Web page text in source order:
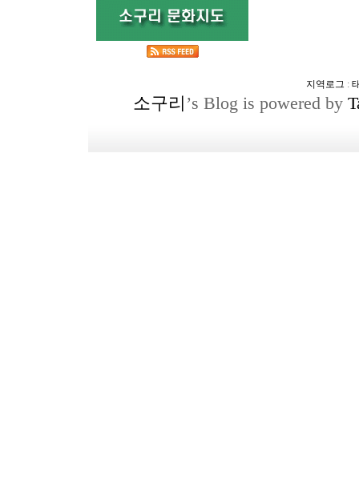
지역로그 :
소구리 ’s Blog is powered by